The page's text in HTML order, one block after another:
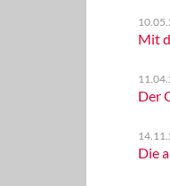
Mit
Der
Die